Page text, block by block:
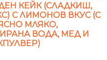
КЕЙК (СЛАДКИШ,
С ЛИМОНОВ ВКУС (С
МЛЯКО,
ВОДА, МЕД И